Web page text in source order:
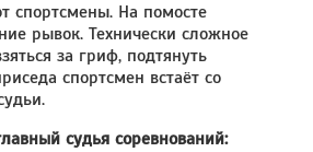
спортсмены. На помосте
рывок. Технически сложное
за гриф, подтянуть
спортсмен встаёт со
судья соревнований: